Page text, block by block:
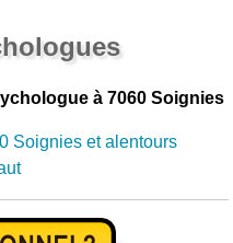
à 7060 Soignies
Soignies et alentours